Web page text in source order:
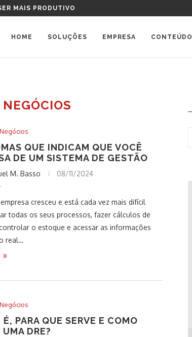
HOME SOLUÇÕES EMPRESA CONTEÚDO
QUE INDICAM QUE VOCÊ
DE UM SISTEMA DE GESTÃO
M. Basso 08/11/2024
cresceu e está cada vez mais difícil
todas os seus processos, fazer cálculos de
o estoque e acessar as informações
real…
É, PARA QUE SERVE E COMO
UMA DRE?